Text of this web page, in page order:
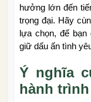
hưởng lớn đến
trọng đại. Hãy
lựa chọn, để
giữ dấu ấn tình
Ý nghĩa
hành